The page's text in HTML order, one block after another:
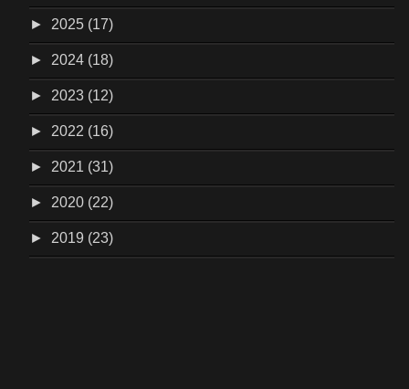
► 2025 (17)
► 2024 (18)
► 2023 (12)
► 2022 (16)
► 2021 (31)
► 2020 (22)
► 2019 (23)